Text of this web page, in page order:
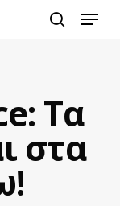
Menu
Τα
στα